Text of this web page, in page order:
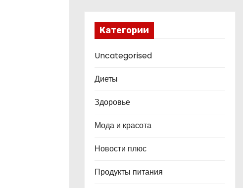
Категории
Uncategorised
Диеты
Здоровье
Мода и красота
Новости плюс
Продукты питания